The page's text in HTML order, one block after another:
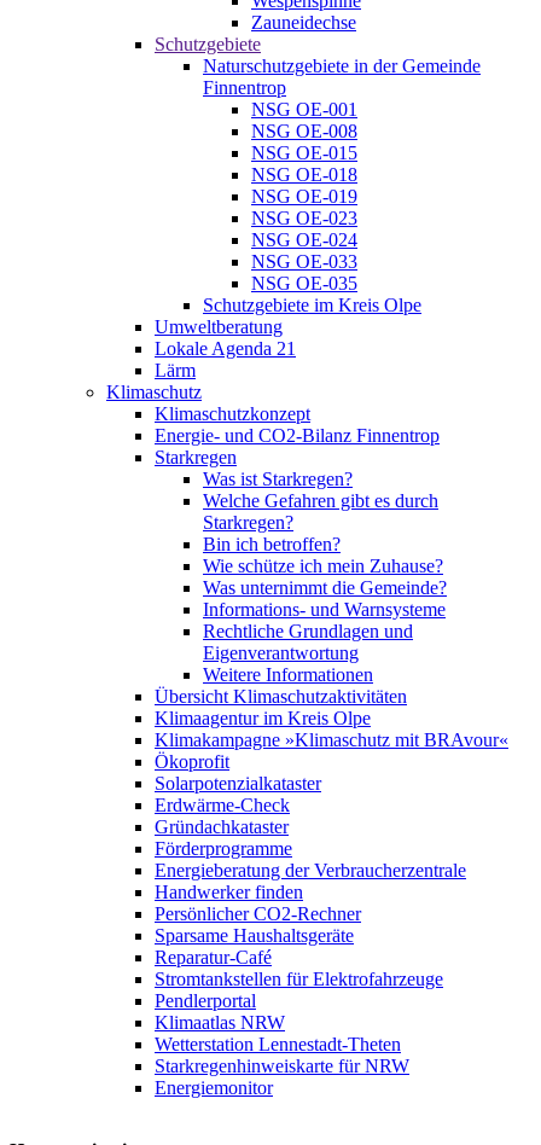
Zauneidechse
Schutzgebiete
Naturschutzgebiete in der Gemeinde
Finnentrop
NSG OE-001
NSG OE-008
NSG OE-015
NSG OE-018
NSG OE-019
NSG OE-023
NSG OE-024
NSG OE-033
NSG OE-035
Schutzgebiete im Kreis Olpe
Umweltberatung
Lokale Agenda 21
Lärm
Klimaschutz
Klimaschutzkonzept
Energie- und CO2-Bilanz Finnentrop
Starkregen
Was ist Starkregen?
Welche Gefahren gibt es durch
Starkregen?
Bin ich betroffen?
Wie schütze ich mein Zuhause?
Was unternimmt die Gemeinde?
Informations- und Warnsysteme
Rechtliche Grundlagen und
Eigenverantwortung
Weitere Informationen
Übersicht Klimaschutzaktivitäten
Klimaagentur im Kreis Olpe
Klimakampagne »Klimaschutz mit BRAvour«
Ökoprofit
Solarpotenzialkataster
Erdwärme-Check
Gründachkataster
Förderprogramme
Energieberatung der Verbraucherzentrale
Handwerker finden
Persönlicher CO2-Rechner
Sparsame Haushaltsgeräte
Reparatur-Café
Stromtankstellen für Elektrofahrzeuge
Pendlerportal
Klimaatlas NRW
Wetterstation Lennestadt-Theten
Starkregenhinweiskarte für NRW
Energiemonitor